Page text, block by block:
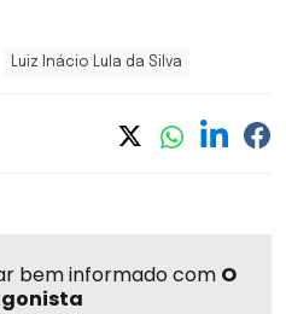
Luiz Inácio Lula da Silva
bem informado com O